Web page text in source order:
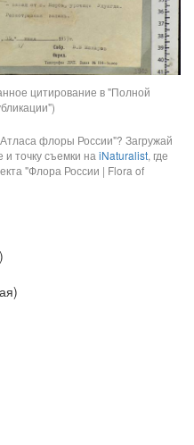
цитирование в "Полной
флоры России"? Загружай
точку съемки на iNaturalist, где
"Флора России | Flora of